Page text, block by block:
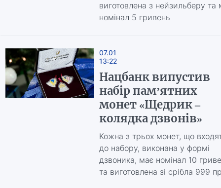
виготовлена з нейзильберу та
номінал 5 гривень
07.01
13:22
Нацбанк випустив
набір пам’ятних
монет «Щедрик –
колядка дзвонів»
Кожна з трьох монет, що
до набору, виконана у формі
дзвоника, має номінал 10
та виготовлена зі срібла 999